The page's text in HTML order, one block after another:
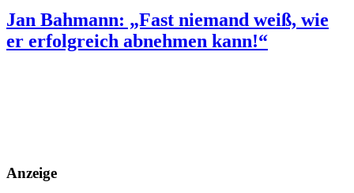
Jan Bahmann: „Fast niemand weiß, wie
er erfolgreich abnehmen kann!“
Anzeige